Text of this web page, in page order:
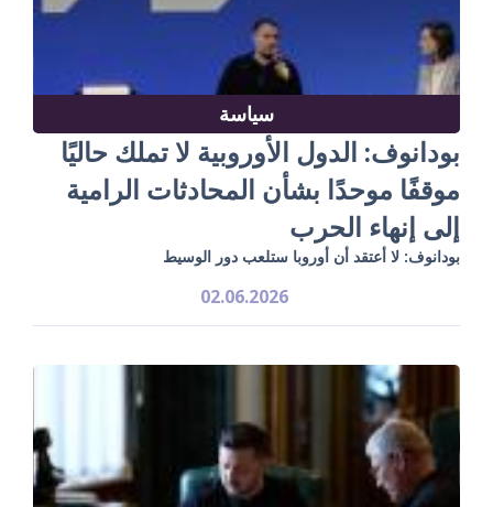
سياسة
بودانوف: الدول الأوروبية لا تملك حاليًا
موقفًا موحدًا بشأن المحادثات الرامية
إلى إنهاء الحرب
بودانوف: لا أعتقد أن أوروبا ستلعب دور الوسيط
02.06.2026